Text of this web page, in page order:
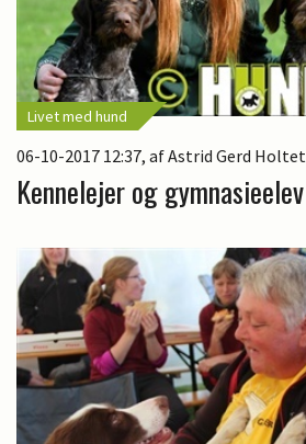
Livet med hund
06-10-2017 12:37, af Astrid Gerd Holtet
Kennelejer og gymnasieelev